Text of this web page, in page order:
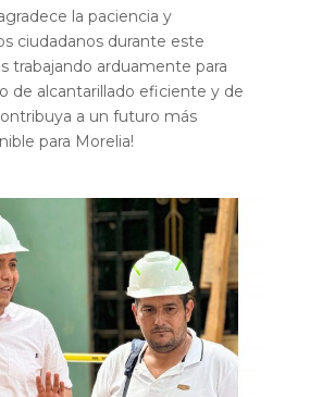
la paciencia y
ciudadanos durante este
trabajando arduamente para
de alcantarillado eficiente y de
a un futuro más
para Morelia!